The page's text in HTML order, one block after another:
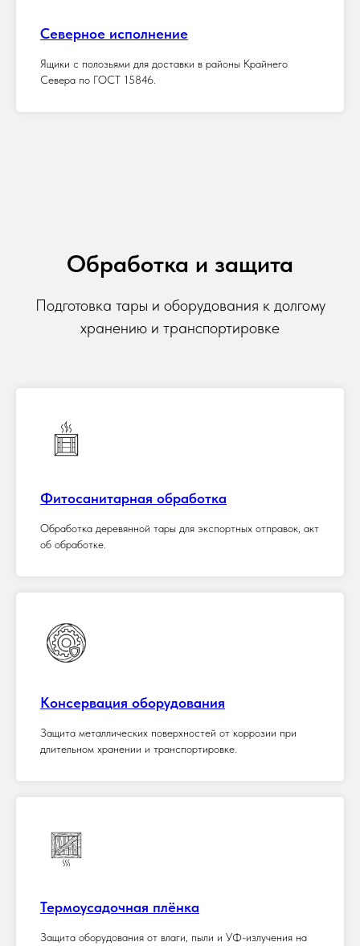
Северное исполнение
Ящики с полозьями для доставки в районы Крайнего
Севера по ГОСТ 15846.
Обработка и защита
Подготовка тары и оборудования к долгому
хранению и транспортировке
Фитосанитарная обработка
Обработка деревянной тары для экспортных отправок, акт
об обработке.
Консервация оборудования
Защита металлических поверхностей от коррозии при
длительном хранении и транспортировке.
Термоусадочная плёнка
Защита оборудования от влаги, пыли и УФ-излучения на